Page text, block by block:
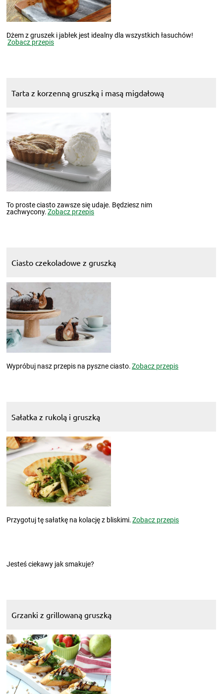
Dżem z gruszek i jabłek jest idealny dla wszystkich łasuchów!
Zobacz przepis
Tarta z korzenną gruszką i masą migdałową
To proste ciasto zawsze się udaje. Będziesz nim
zachwycony.Zobacz przepis
Ciasto czekoladowe z gruszką
Wypróbuj nasz przepis na pyszne ciasto.Zobacz przepis
Sałatka z rukolą i gruszką
Przygotuj tę sałatkę na kolację z bliskimi.Zobacz przepis
Jesteś ciekawy jak smakuje?
Grzanki z grillowaną gruszką